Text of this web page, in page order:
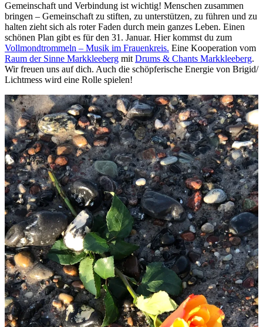
Gemeinschaft und Verbindung ist wichtig! Menschen zusammen
bringen – Gemeinschaft zu stiften, zu unterstützen, zu führen und zu
halten zieht sich als roter Faden durch mein ganzes Leben. Einen
schönen Plan gibt es für den 31. Januar. Hier kommst du zum
Vollmondtrommeln – Musik im Frauenkreis. Eine Kooperation vom
Raum der Sinne Markkleeberg mit Drums & Chants Markkleeberg.
Wir freuen uns auf dich. Auch die schöpferische Energie von Brigid/
Lichtmess wird eine Rolle spielen!